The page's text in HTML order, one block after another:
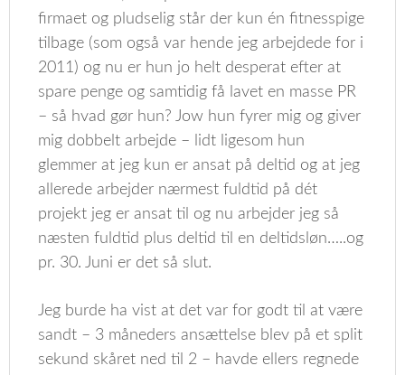
firmaet og pludselig står der kun én fitnesspige
tilbage (som også var hende jeg arbejdede for i
2011) og nu er hun jo helt desperat efter at
spare penge og samtidig få lavet en masse PR
– så hvad gør hun? Jow hun fyrer mig og giver
mig dobbelt arbejde – lidt ligesom hun
glemmer at jeg kun er ansat på deltid og at jeg
allerede arbejder nærmest fuldtid på dét
projekt jeg er ansat til og nu arbejder jeg så
næsten fuldtid plus deltid til en deltidsløn…..og
pr. 30. Juni er det så slut.
Jeg burde ha vist at det var for godt til at være
sandt – 3 måneders ansættelse blev på et split
sekund skåret ned til 2 – havde ellers regnede